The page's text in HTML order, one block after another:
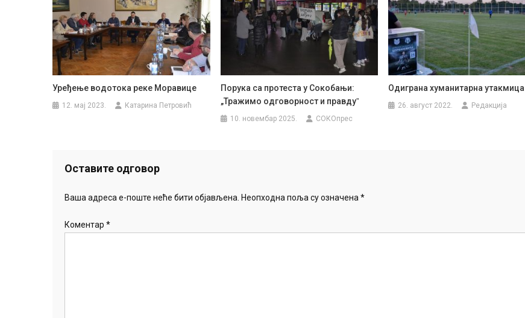
Уређење водотока реке Моравице
12. мај 2023. Катарина Петровић
Порука са протеста у Сокобањи:
„Тражимо одговорност и правдуˮ
10. новембар 2025. СОКОпрес
Одиграна хуманитарна утакмица
26. август 2022. Редакција
Оставите одговор
Ваша адреса е-поште неће бити објављена. Неопходна поља су означена*
Коментар *